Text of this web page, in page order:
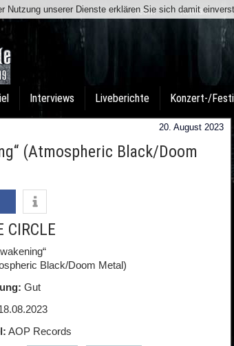
Team Kontakt
Interviews Liveberichte Konzert-/
20. August 2023
(Atmospheric Black/Doom
CIRCLE
Black/Doom Metal)
Gut
AOP Records
unserer Dienste erklären Sie sich damit